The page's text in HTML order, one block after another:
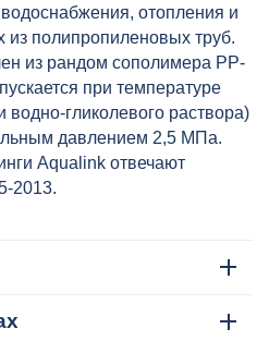
отопления и
из полипропиленовых труб.
из рандом сополимера PP-
при температуре
гликолевого раствора)
давлением 2,5 МПа.
Aqualink отвечают
2013.